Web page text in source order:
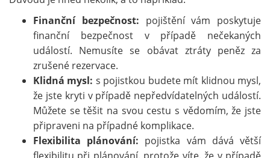
Finanční bezpečnost: pojištění vám poskytuje
finanční bezpečnost v případě nečekaných
událostí. Nemusíte se obávat ztráty peněz za
zrušené rezervace.
Klidná mysl: s pojistkou budete mít klidnou mysl,
že jste kryti v případě nepředvídatelných událostí.
Můžete se těšit na svou cestu s vědomím, že jste
připraveni na případné komplikace.
Flexibilita plánování: pojistka vám dává větší